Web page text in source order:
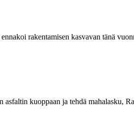
rakentamisen kasvavan tänä
kuoppaan ja tehdä mahalasku,